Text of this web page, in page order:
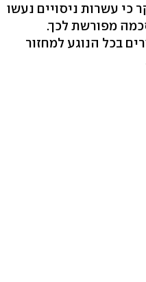
עשרות ניסויים נעשו
מפורשת לכך.
בכל הנוגע למחזור